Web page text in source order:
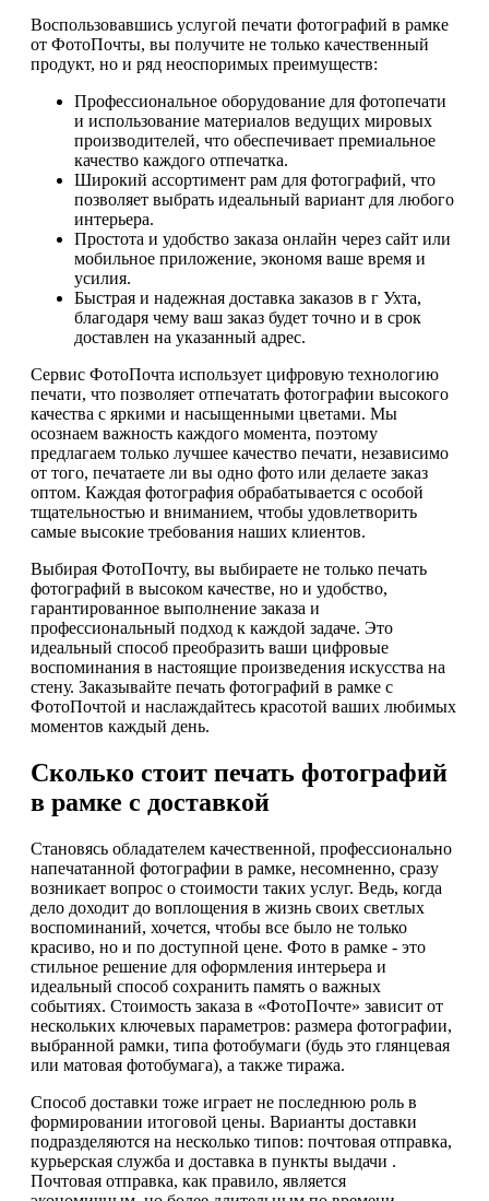
Воспользовавшись услугой печати фотографий в рамке
от ФотоПочты, вы получите не только качественный
продукт, но и ряд неоспоримых преимуществ:
Профессиональное оборудование для фотопечати
и использование материалов ведущих мировых
производителей, что обеспечивает премиальное
качество каждого отпечатка.
Широкий ассортимент рам для фотографий, что
позволяет выбрать идеальный вариант для любого
интерьера.
Простота и удобство заказа онлайн через сайт или
мобильное приложение, экономя ваше время и
усилия.
Быстрая и надежная доставка заказов в г Ухта,
благодаря чему ваш заказ будет точно и в срок
доставлен на указанный адрес.
Сервис ФотоПочта использует цифровую технологию
печати, что позволяет отпечатать фотографии высокого
качества с яркими и насыщенными цветами. Мы
осознаем важность каждого момента, поэтому
предлагаем только лучшее качество печати, независимо
от того, печатаете ли вы одно фото или делаете заказ
оптом. Каждая фотография обрабатывается с особой
тщательностью и вниманием, чтобы удовлетворить
самые высокие требования наших клиентов.
Выбирая ФотоПочту, вы выбираете не только печать
фотографий в высоком качестве, но и удобство,
гарантированное выполнение заказа и
профессиональный подход к каждой задаче. Это
идеальный способ преобразить ваши цифровые
воспоминания в настоящие произведения искусства на
стену. Заказывайте печать фотографий в рамке с
ФотоПочтой и наслаждайтесь красотой ваших любимых
моментов каждый день.
Сколько стоит печать фотографий
в рамке с доставкой
Становясь обладателем качественной, профессионально
напечатанной фотографии в рамке, несомненно, сразу
возникает вопрос о стоимости таких услуг. Ведь, когда
дело доходит до воплощения в жизнь своих светлых
воспоминаний, хочется, чтобы все было не только
красиво, но и по доступной цене. Фото в рамке - это
стильное решение для оформления интерьера и
идеальный способ сохранить память о важных
событиях. Стоимость заказа в «ФотоПочте» зависит от
нескольких ключевых параметров: размера фотографии,
выбранной рамки, типа фотобумаги (будь это глянцевая
или матовая фотобумага), а также тиража.
Способ доставки тоже играет не последнюю роль в
формировании итоговой цены. Варианты доставки
подразделяются на несколько типов: почтовая отправка,
курьерская служба и доставка в пункты выдачи .
Почтовая отправка, как правило, является